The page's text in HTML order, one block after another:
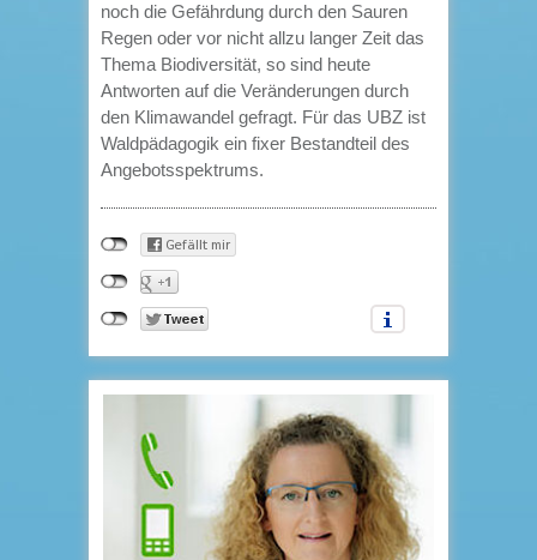
noch die Gefährdung durch den Sauren
Regen oder vor nicht allzu langer Zeit das
Thema Biodiversität, so sind heute
Antworten auf die Veränderungen durch
den Klimawandel gefragt. Für das UBZ ist
Waldpädagogik ein fixer Bestandteil des
Angebotsspektrums.